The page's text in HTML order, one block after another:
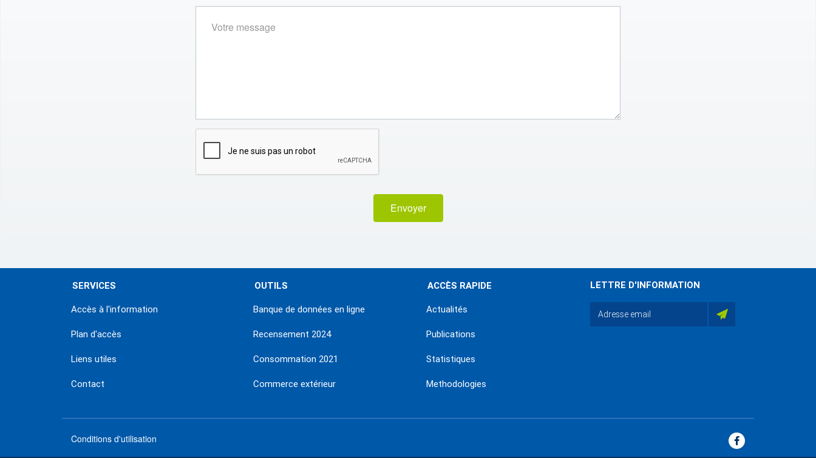
Envoyer
SERVICES
Accès à l'information
Plan d'accès
Liens utiles
Contact
OUTILS
Banque de données en ligne
Recensement 2024
Consommation 2021
Commerce extérieur
ACCÈS RAPIDE
Actualités
Publications
Statistiques
Methodologies
LETTRE D'INFORMATION
Conditions d'utilisation